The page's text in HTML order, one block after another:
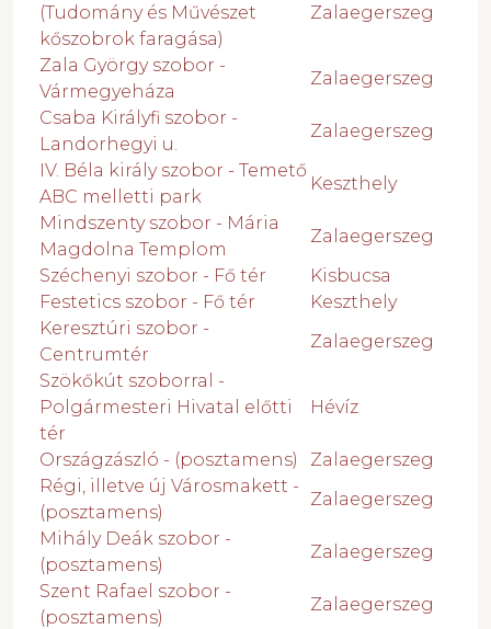
(Tudomány és Művészet
kőszobrok faragása)
Zalaegerszeg
Zala György szobor -
Vármegyeháza
Zalaegerszeg
Csaba Királyfi szobor -
Landorhegyi u.
Zalaegerszeg
IV. Béla király szobor - Temető
ABC melletti park
Keszthely
Mindszenty szobor - Mária
Magdolna Templom
Zalaegerszeg
Széchenyi szobor - Fő tér
Kisbucsa
Festetics szobor - Fő tér
Keszthely
Keresztúri szobor -
Centrumtér
Zalaegerszeg
Szökőkút szoborral -
Polgármesteri Hivatal előtti
tér
Hévíz
Országzászló - (posztamens)
Zalaegerszeg
Régi, illetve új Városmakett -
(posztamens)
Zalaegerszeg
Mihály Deák szobor -
(posztamens)
Zalaegerszeg
Szent Rafael szobor -
(posztamens)
Zalaegerszeg